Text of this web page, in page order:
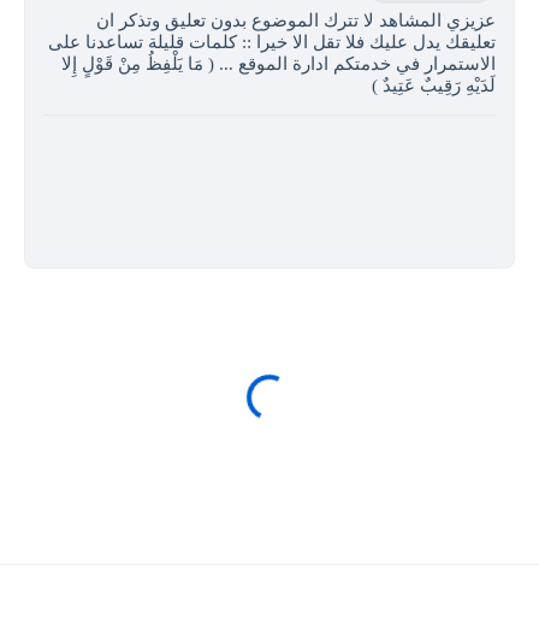
عزيزي المشاهد لا تترك الموضوع بدون تعليق وتذكر ان
تعليقك يدل عليك فلا تقل الا خيرا :: كلمات قليلة تساعدنا على
الاستمرار في خدمتكم ادارة الموقع ... ( مَا يَلْفِظُ مِنْ قَوْلٍ إِلا
لَدَيْهِ رَقِيبٌ عَتِيدٌ )